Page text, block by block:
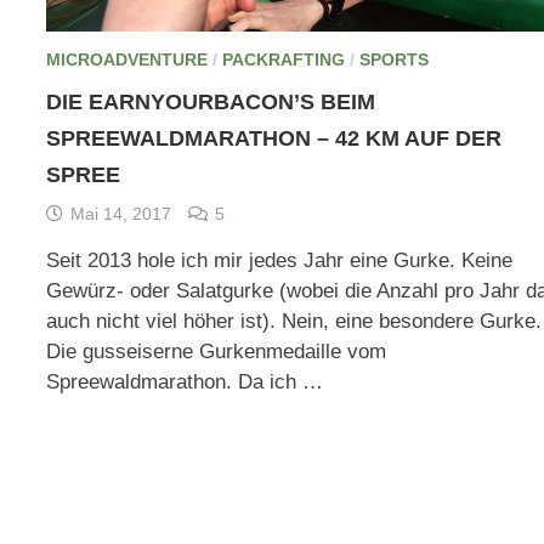
MICROADVENTURE / PACKRAFTING /SPORTS
DIE EARNYOURBACON’S BEIM
SPREEWALDMARATHON – 42 KM AUF DER
SPREE
Mai 14, 2017 5
Seit 2013 hole ich mir jedes Jahr eine Gurke. Keine
Gewürz- oder Salatgurke (wobei die Anzahl pro Jahr
auch nicht viel höher ist). Nein, eine besondere Gurke.
Die gusseiserne Gurkenmedaille vom
Spreewaldmarathon. Da ich …